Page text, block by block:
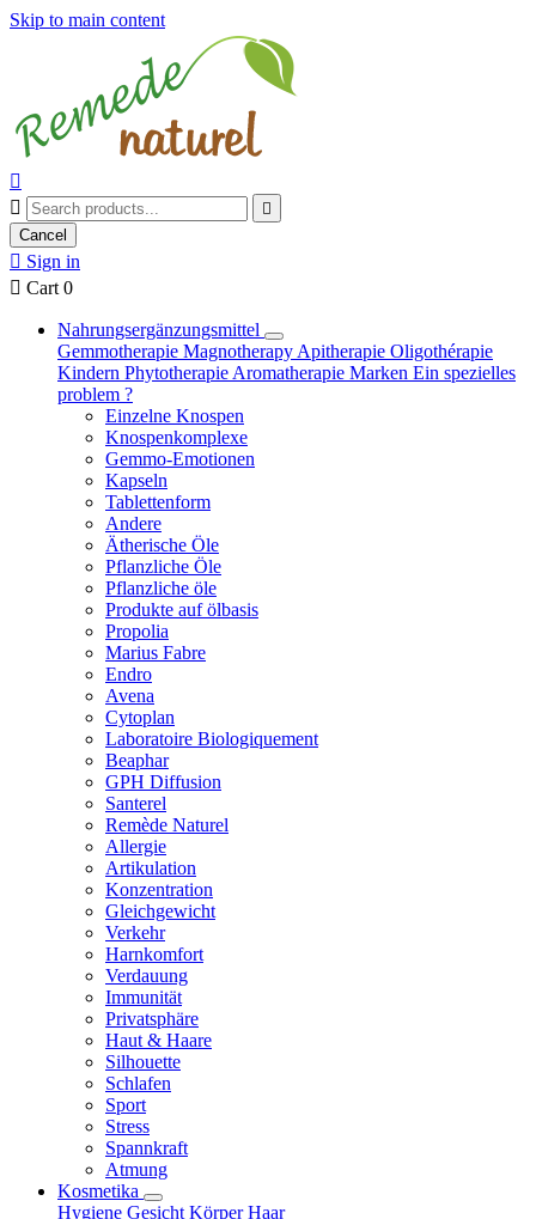
Skip to main content



Cancel
 Sign in
 Cart 0
Nahrungsergänzungsmittel
Gemmotherapie Magnotherapy Apitherapie Oligothérapie
Kindern Phytotherapie Aromatherapie Marken Ein spezielles
problem ?
Einzelne Knospen
Knospenkomplexe
Gemmo-Emotionen
Kapseln
Tablettenform
Andere
Ätherische Öle
Pflanzliche Öle
Pflanzliche öle
Produkte auf ölbasis
Propolia
Marius Fabre
Endro
Avena
Cytoplan
Laboratoire Biologiquement
Beaphar
GPH Diffusion
Santerel
Remède Naturel
Allergie
Artikulation
Konzentration
Gleichgewicht
Verkehr
Harnkomfort
Verdauung
Immunität
Privatsphäre
Haut & Haare
Silhouette
Schlafen
Sport
Stress
Spannkraft
Atmung
Kosmetika
Hygiene Gesicht KörperHaar